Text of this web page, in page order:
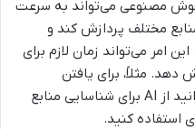
مصنوعی می‌تواند به سرعت
مختلف پردازش کند و
امر می‌تواند زمان لازم برای
مثلاً، برای یافتن
مقدمه‌ای بر یک موضوع، می‌توانید از AI برای شناسایی منابع
استفاده کنید.